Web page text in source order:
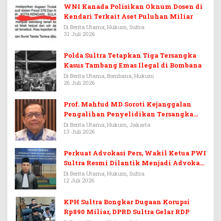
WNI Kanada Polisikan Oknum Dosen di
Kendari Terkait Aset Puluhan Miliar
Di Berita Utama, Hukum, Sultra
31 Juli 2026
Polda Sultra Tetapkan Tiga Tersangka
Kasus Tambang Emas Ilegal di Bombana
Di Berita Utama, Bombana, Hukum
26 Juli 2026
Prof. Mahfud MD Soroti Kejanggalan
Pengalihan Penyelidikan Tersangka
Febrie Adriansyah
Di Berita Utama, Hukum, Jakarta
13 Juli 2026
Perkuat Advokasi Pers, Wakil Ketua PWI
Sultra Resmi Dilantik Menjadi Advokat
PERADI
Di Berita Utama, Hukum, Sultra
12 Juli 2026
KPH Sultra Bongkar Dugaan Korupsi
Rp890 Miliar, DPRD Sultra Gelar RDP